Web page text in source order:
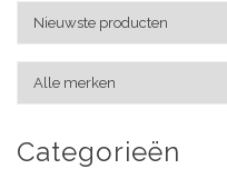
Categorieën